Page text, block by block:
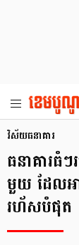
វិស័យធនាគារ
ធនាគារធំ
មួយ ដែលអ
រហ័សបំផុត